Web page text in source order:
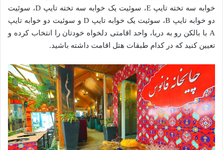
خوابه سه تخته تایپ E، سوئیت یک خوابه سه تخته تایپ D، سوئیت
دو خوابه تایپ B، سوئیت یک خوابه تایپ D و سوئیت دو خوابه تایپ
A با بالکن رو به دریا، واحد اقامتی دلخواه خودتان را انتخاب کرده و
تعیین کنید که در کدام طبقات هتل اقامت داشته باشید.